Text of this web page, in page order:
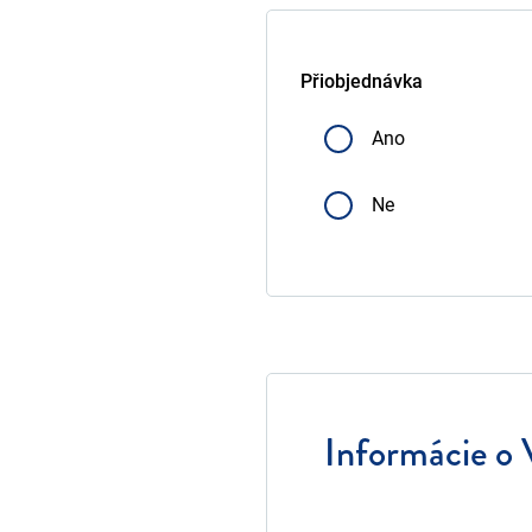
Přiobjednávka
Ano
Ne
Informácie o